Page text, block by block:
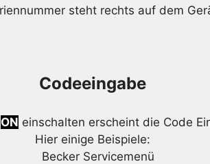
steht rechts auf dem
Codeeingabe
ON einschalten erscheint die Code
Hier einige Beispiele: